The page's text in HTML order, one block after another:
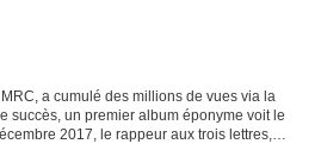
a cumulé des millions de vues via la
succès, un premier album éponyme voit le
2017, le rappeur aux trois lettres,